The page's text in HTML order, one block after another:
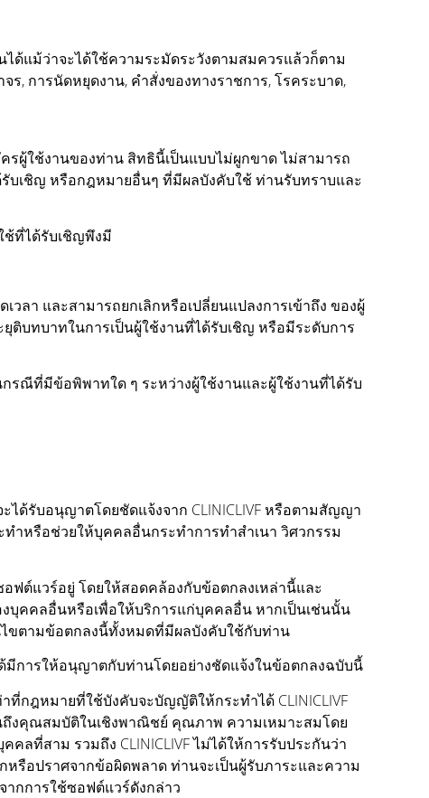
ด้แม้ว่าจะได้ใช้ความระมัดระวังตามสมควรแล้วก็ตาม
ร, การนัดหยุดงาน, คำสั่งของทางราชการ, โรคระบาด,
รผู้ใช้งานของท่าน สิทธินี้เป็นแบบไม่ผูกขาด ไม่สามารถ
บเชิญ หรือกฎหมายอื่นๆ ที่มีผลบังคับใช้ ท่านรับทราบและ
ช้ที่ได้รับเชิญพึงมี
ลา และสามารถยกเลิกหรือเปลี่ยนแปลงการเข้าถึง ของผู้
บทบาทในการเป็นผู้ใช้งานที่ได้รับเชิญ หรือมีระดับการ
รณีที่มีข้อพิพาทใด ๆ ระหว่างผู้ใช้งานและผู้ใช้งานที่ได้รับ
ด้รับอนุญาตโดยชัดแจ้งจาก CLINICLIVF หรือตามสัญญา
ำหรือช่วยให้บุคคลอื่นกระทำการทำสำเนา วิศวกรรม
ฟต์แวร์อยู่ โดยให้สอดคล้องกับข้อตกลงเหล่านี้และ
งบุคคลอื่นหรือเพื่อให้บริการแก่บุคคลอื่น หากเป็นเช่นนั้น
ขตามข้อตกลงนี้ทั้งหมดที่มีผลบังคับใช้กับท่าน
มีการให้อนุญาตกับท่านโดยอย่างชัดแจ้งในข้อตกลงฉบับนี้
กฎหมายที่ใช้บังคับจะบัญญัติให้กระทำได้ CLINICLIVF
ถึงคุณสมบัติในเชิงพาณิชย์ คุณภาพ ความเหมาะสมโดย
ลที่สาม รวมถึง CLINICLIVF ไม่ได้ให้การรับประกันว่า
รือปราศจากข้อผิดพลาด ท่านจะเป็นผู้รับภาระและความ
ากการใช้ซอฟต์แวร์ดังกล่าว